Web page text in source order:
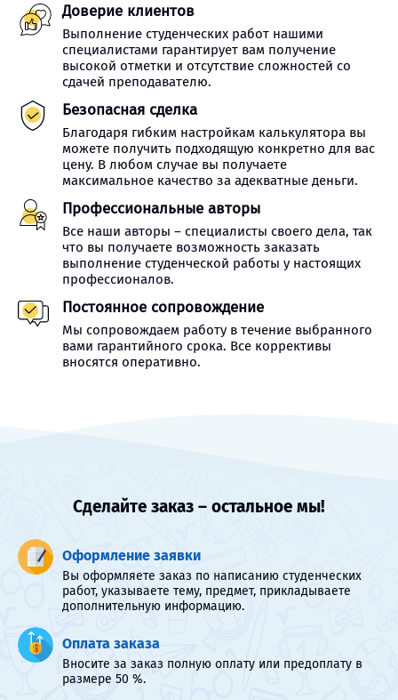
Доверие клиентов
Выполнение студенческих работ нашими
специалистами гарантирует вам получение
высокой отметки и отсутствие сложностей со
сдачей преподавателю.
Безопасная сделка
Благодаря гибким настройкам калькулятора вы
можете получить подходящую конкретно для вас
цену. В любом случае вы получаете
максимальное качество за адекватные деньги.
Профессиональные авторы
Все наши авторы – специалисты своего дела, так
что вы получаете возможность заказать
выполнение студенческой работы у настоящих
профессионалов.
Постоянное сопровождение
Мы сопровождаем работу в течение выбранного
вами гарантийного срока. Все коррективы
вносятся оперативно.
Сделайте заказ – остальное мы!
Оформление заявки
Вы оформляете заказ по написанию студенческих
работ, указываете тему, предмет, прикладываете
дополнительную информацию.
Оплата заказа
Вносите за заказ полную оплату или предоплату в
размере 50 %.